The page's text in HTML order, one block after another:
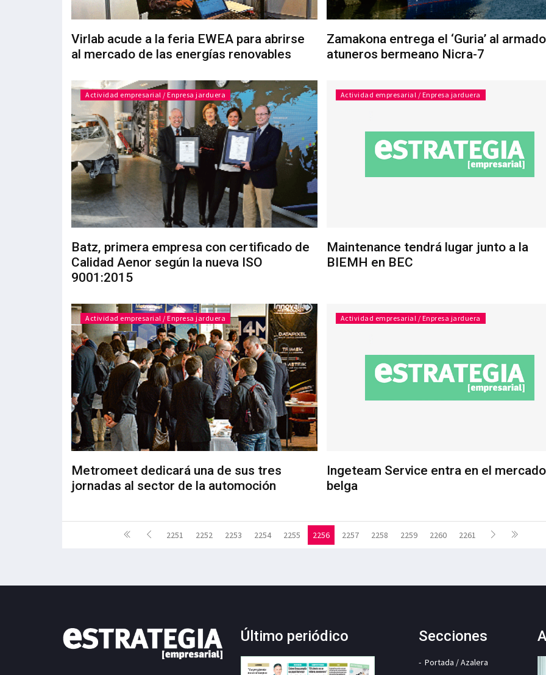
Virlab acude a la feria EWEA para abrirse
al mercado de las energías renovables
Zamakona entrega el ‘Guria’ al
atuneros bermeano Nicra-7
Actividad empresarial / Enpresa jarduera
Batz, primera empresa con certificado de
Calidad Aenor según la nueva ISO
9001:2015
Actividad empresarial / Enpresa jarduera
Maintenance tendrá lugar junto a la
BIEMH en BEC
Actividad empresarial / Enpresa jarduera
Metromeet dedicará una de sus tres
jornadas al sector de la automoción
Actividad empresarial / Enpresa jarduera
Ingeteam Service entra en el mercado
belga
2251 2252 2253 2254 2255 2256 2257 2258 2259 2260 2261
Último periódico Secciones
Portada / Azalera